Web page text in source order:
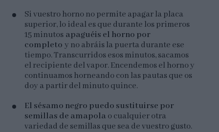
Si vuestro horno no permite apagar la placa
superior, lo ideal es que durante los primeros
15 minutos apaguéis el horno por
completo y no abráis la puerta durante ese
tiempo. Transcurridos esos minutos, sacamos
el recipiente del vapor. Encendemos el horno y
continuamos horneando con las pautas que os
doy a partir del minuto quince.
El sésamo negro puedo sustituirse por
semillas de amapolao cualquier otra
variedad de semillas que sea de vuestro gusto.